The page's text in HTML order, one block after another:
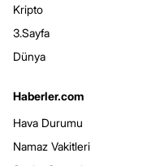
Kripto
3.Sayfa
Dünya
Haberler.com
Hava Durumu
Namaz Vakitleri